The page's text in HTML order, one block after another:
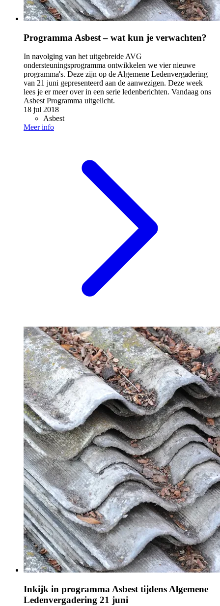
Programma Asbest – wat kun je verwachten?
In navolging van het uitgebreide AVG
ondersteuningsprogramma ontwikkelen we vier nieuwe
programma's. Deze zijn op de Algemene Ledenvergadering
van 21 juni gepresenteerd aan de aanwezigen. Deze week
lees je er meer over in een serie ledenberichten. Vandaag ons
Asbest Programma uitgelicht.
18 jul 2018
Asbest
Meer info
Inkijk in programma Asbest tijdens Algemene
Ledenvergadering 21 juni